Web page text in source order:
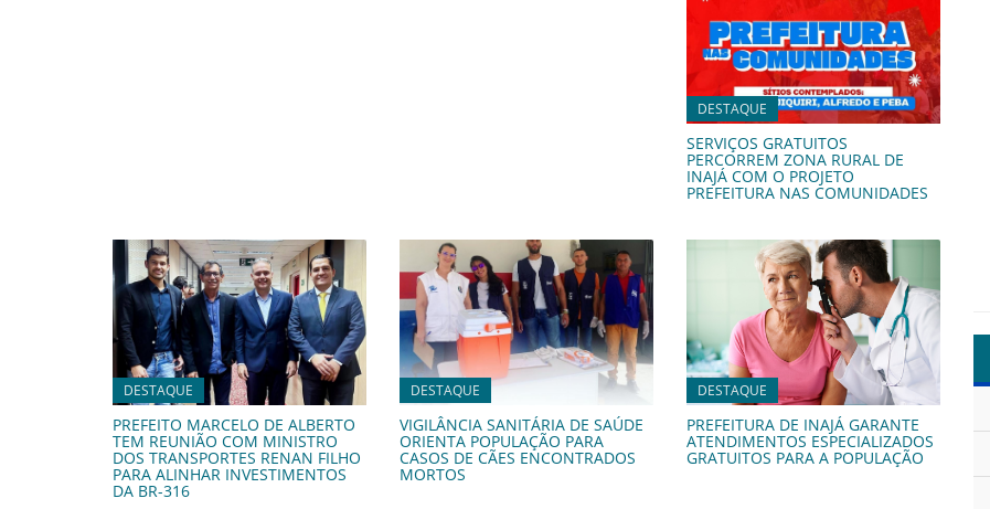
DESTAQUE
SERVIÇOS GRATUITOS
PERCORREM ZONA RURAL DE
INAJÁ COM O PROJETO
PREFEITURA NAS COMUNIDADES
DESTAQUE
PREFEITO MARCELO DE ALBERTO
TEM REUNIÃO COM MINISTRO
DOS TRANSPORTES RENAN FILHO
PARA ALINHAR INVESTIMENTOS
DA BR-316
DESTAQUE
VIGILÂNCIA SANITÁRIA DE SAÚDE
ORIENTA POPULAÇÃO PARA
CASOS DE CÃES ENCONTRADOS
MORTOS
DESTAQUE
PREFEITURA DE INAJÁ GARANTE
ATENDIMENTOS ESPECIALIZADOS
GRATUITOS PARA A POPULAÇÃO